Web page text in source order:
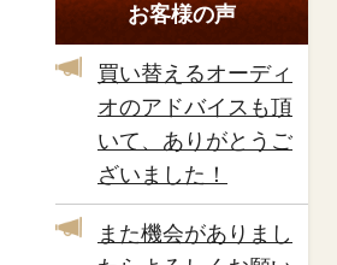
お客様の声
買い替えるオーディ
オのアドバイスも頂
いて、ありがとうご
ざいました！
また機会がありまし